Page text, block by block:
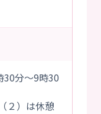
分～9時30
休憩